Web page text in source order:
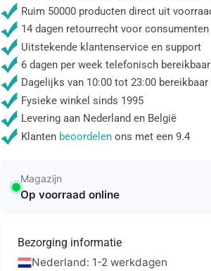
Ruim 50000 producten direct uit
14 dagen retourrecht voor consumenten
Uitstekende klantenservice en support
6 dagen per week telefonisch bereikbaar
Dagelijks van 10:00 tot 23:00
Fysieke winkel sinds 1995
Levering aan Nederland en België
Klanten beoordelenons met een 9.4
Magazijn
Op voorraad online
Bezorging informatie
Nederland: 1-2 werkdagen